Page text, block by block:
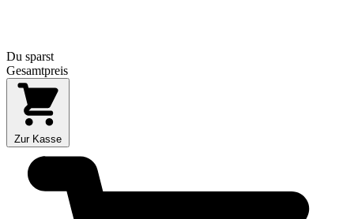
Du sparst
Gesamtpreis
Zur Kasse